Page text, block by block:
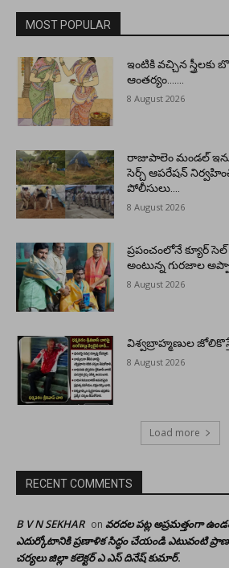
MOST POPULAR
ఇంటికి వచ్చిన స్త్రీలకు
ఆంతర్యం…….
8 August 2026
రాజుపాలెం మండల్
సెర్చ్ ఆపరేషన్
పోలీసులు….
8 August 2026
ప్రపంచంలోనే క్యూర్
అంటున్న గురజాల
8 August 2026
విశ్వబ్రాహ్మణుల
8 August 2026
Load more
RECENT COMMENTS
B V N SEKHAR on వరదల పట్ల అప్రమత్తంగా
ఎదుర్కోటానికి ప్రణాళిక సిద్ధం చేయండి ఎటువంటి ప్రాణ,
చర్యలు జిల్లా కలెక్టర్ ఎ ఎస్ దినేష్ కుమార్.